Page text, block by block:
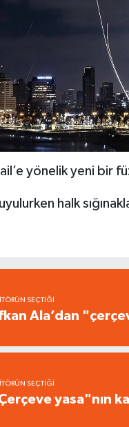
yönelik yeni bir
halk
SEÇTIĞI
Ala’dan
SEÇTIĞI
yasa"nın